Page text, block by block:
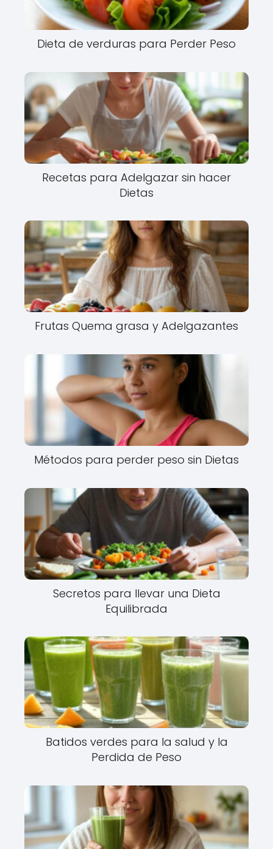
Dieta de verduras para Perder Peso
Recetas para Adelgazar sin hacer
Dietas
Frutas Quema grasa y Adelgazantes
Métodos para perder peso sin Dietas
Secretos para llevar una Dieta
Equilibrada
Batidos verdes para la salud y la
Perdida de Peso